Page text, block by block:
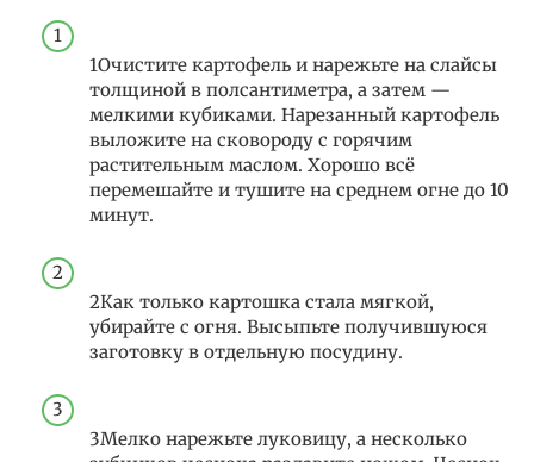
1Очистите картофель и нарежьте на слайсы
толщиной в полсантиметра, а затем —
мелкими кубиками. Нарезанный картофель
выложите на сковороду с горячим
растительным маслом. Хорошо всё
перемешайте и тушите на среднем огне до 10
минут.
2Как только картошка стала мягкой,
убирайте с огня. Высыпьте получившуюся
заготовку в отдельную посудину.
3Мелко нарежьте луковицу, а несколько